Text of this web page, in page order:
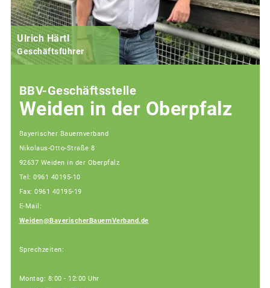
Ulrich Härtl
Geschäftsführer
BBV-Geschäftsstelle
Weiden in der Oberpfalz
Bayerischer Bauernverband
Nikolaus-Otto-Straße 8
92637 Weiden in der Oberpfalz
Tel: 0961 40195-10
Fax: 0961 40195-19
E-Mail:
Weiden@BayerischerBauernVerband.de
Sprechzeiten:
Montag: 8:00 - 12:00 Uhr